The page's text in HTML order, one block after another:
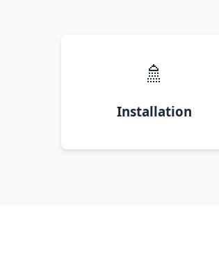
🚿
Installation